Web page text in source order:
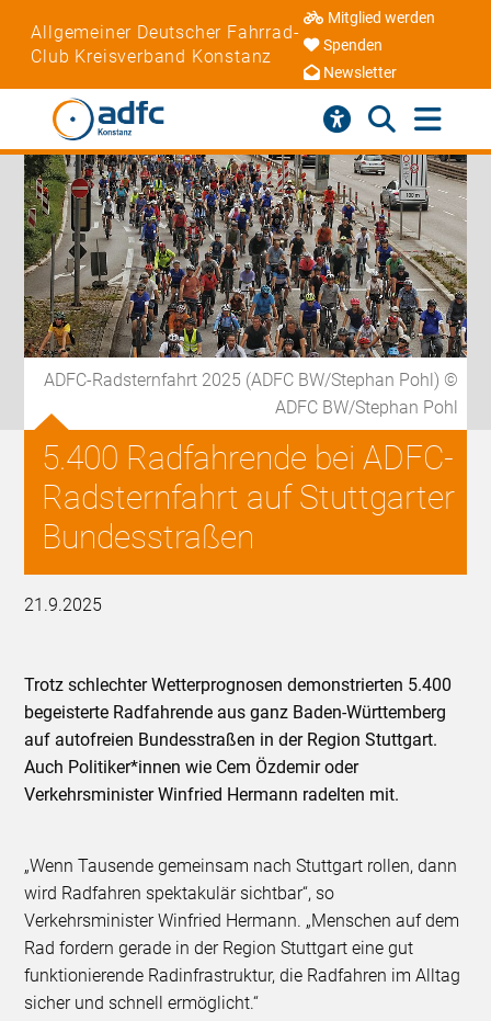
Allgemeiner Deutscher Fahrrad-
Club Kreisverband Konstanz
Mitglied werden
Spenden
Newsletter
ADFC-Radsternfahrt 2025 (ADFC BW/Stephan Pohl) ©
ADFC BW/Stephan Pohl
5.400 Radfahrende bei ADFC-
Radsternfahrt auf Stuttgarter
Bundesstraßen
21.9.2025
Trotz schlechter Wetterprognosen demonstrierten 5.400
begeisterte Radfahrende aus ganz Baden-Württemberg
auf autofreien Bundesstraßen in der Region Stuttgart.
Auch Politiker*innen wie Cem Özdemir oder
Verkehrsminister Winfried Hermann radelten mit.
„Wenn Tausende gemeinsam nach Stuttgart rollen, dann
wird Radfahren spektakulär sichtbar“, so
Verkehrsminister Winfried Hermann. „Menschen auf dem
Rad fordern gerade in der Region Stuttgart eine gut
funktionierende Radinfrastruktur, die Radfahren im Alltag
sicher und schnell ermöglicht.“